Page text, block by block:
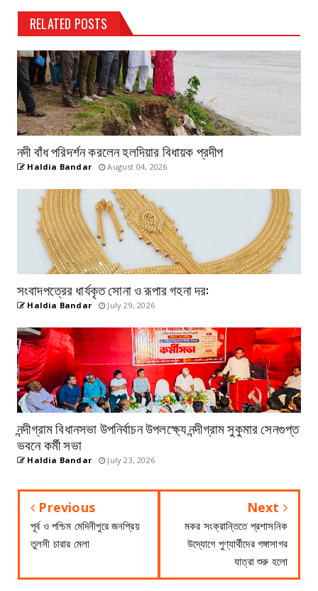
RELATED POSTS
নদী বাঁধ পরিদর্শন করলেন হলদিয়ার বিধায়ক প্রদীপ
Haldia Bandar August 04, 2026
সংবাদপত্রের ধার্যকৃত সোনা ও রূপার গহনা দর:
Haldia Bandar July 29, 2026
নন্দীগ্রাম বিধানসভা উপনির্বাচন উপলক্ষ্যে নন্দীগ্রাম সুকুমার সেনগুপ্ত
ভবনে কর্মী সভা
Haldia Bandar July 23, 2026
Previous
পূর্ব ও পশ্চিম মেদিনীপুরে জনপ্রিয়
তুলসী চারার মেলা
Next
মকর সংক্রান্তিতে প্রশাসনিক
উদ্যোগে পুণ্যার্থীদের গঙ্গাসাগর
যাত্রা শুরু হলো